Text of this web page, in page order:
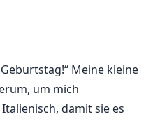
zurückzuhalten.
Sophia Moretti, als
Luna ab," sagt er,
Meine kleine
um mich
damit sie es